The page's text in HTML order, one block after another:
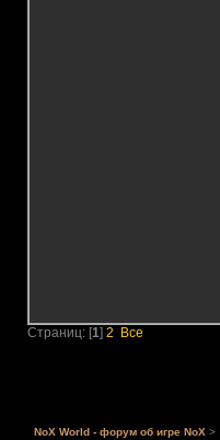
Страниц: [1] 2 Все
NoX World - форум об игре NoX>